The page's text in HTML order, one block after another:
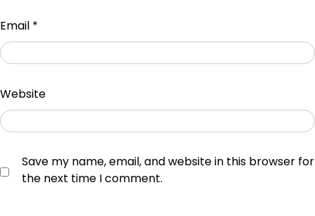
Email *
Website
Save my name, email, and website in this browser for
the next time I comment.